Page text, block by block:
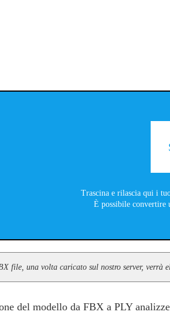
Trascina e rilascia qui i
È possibile convertire
file, una volta caricato sul nostro server, verrà
del modello da FBX a PLY